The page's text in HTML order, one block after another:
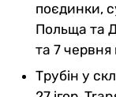
поєдинки,
Польща та
та 7 червня
Трубін у